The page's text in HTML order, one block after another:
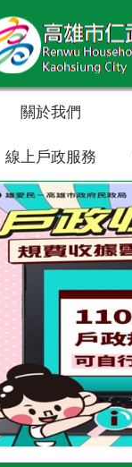
關於我們
線上戶政服務